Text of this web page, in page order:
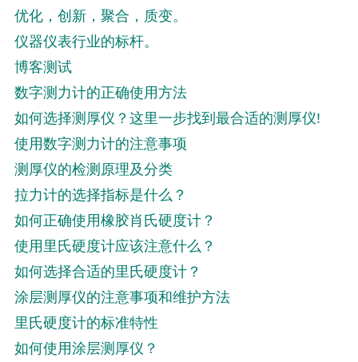
优化，创新，聚合，质变。
仪器仪表行业的标杆。
博客测试
数字测力计的正确使用方法
如何选择测厚仪？这里一步找到最合适的测厚仪!
使用数字测力计的注意事项
测厚仪的检测原理及分类
拉力计的选择指标是什么？
如何正确使用橡胶肖氏硬度计？
使用里氏硬度计应该注意什么？
如何选择合适的里氏硬度计？
涂层测厚仪的注意事项和维护方法
里氏硬度计的标准特性
如何使用涂层测厚仪？